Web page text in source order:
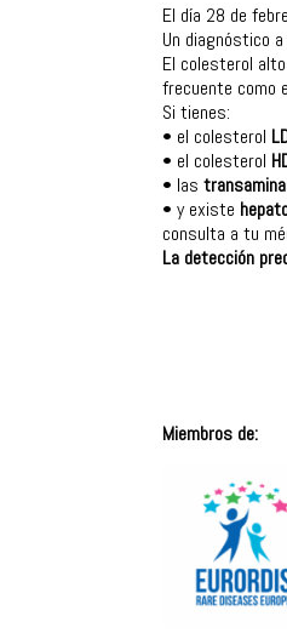
El día 28 de
Un diagnóstico
El colesterol
frecuente como
Si tienes:
• el colesterol
• el colesterol
• las
• y existe
consulta a tu
La detección
Miembros de: